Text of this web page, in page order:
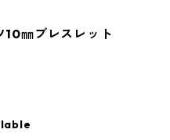
10㎜ブレスレット